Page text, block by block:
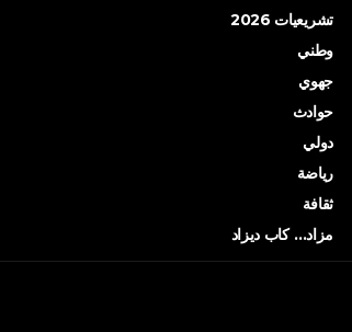
تشريعيات 2026
وطني
جهوي
حوادث
دولي
رياضة
ثقافة
مزاد… كاب ديزاد